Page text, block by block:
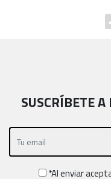
SUSCRÍBETE
*Al enviar